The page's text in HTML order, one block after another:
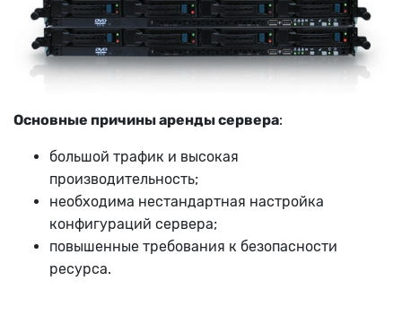
Основные причины аренды сервера:
большой трафик и высокая
производительность;
необходима нестандартная настройка
конфигураций сервера;
повышенные требования к безопасности
ресурса.